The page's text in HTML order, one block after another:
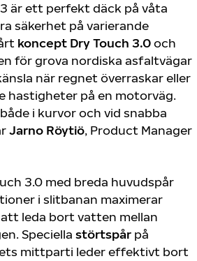
3 är ett perfekt däck på våta
säkerhet på varierande
koncept Dry Touch 3.0och
för grova nordiska asfaltvägar
när regnet överraskar eller
hastigheter på en motorväg.
i kurvor och vid snabba
Jarno Röytiö, Product Manager
3.0 med breda huvudspår
i slitbanan maximerar
leda bort vatten mellan
Speciella störtspår på
mittparti leder effektivt bort